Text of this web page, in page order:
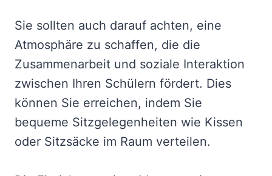
Sie sollten auch darauf achten, eine
Atmosphäre zu schaffen, die die
Zusammenarbeit und soziale Interaktion
zwischen Ihren Schülern fördert. Dies
können Sie erreichen, indem Sie
bequeme Sitzgelegenheiten wie Kissen
oder Sitzsäcke im Raum verteilen.